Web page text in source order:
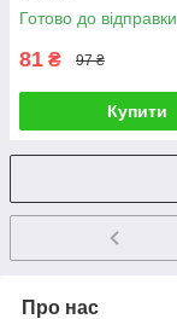
Готово до відправки
81 ₴ 97 ₴
Купити
Про нас